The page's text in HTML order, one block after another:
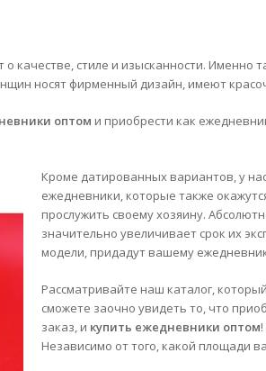
о качестве, стиле и изысканности.
носят фирменный дизайн, имеют
оптом и приобрести как
Кроме датированных вариантов, у
ежедневники, которые также
прослужить своему хозяину.
значительно увеличивает срок их
модели, придадут вашему
Рассматривайте наш каталог,
сможете заочно увидеть то, что
заказ, и купить ежедневники оптом
Независимо от того, какой площади